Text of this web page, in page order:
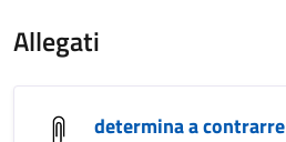
Allegati
determina a contrarre